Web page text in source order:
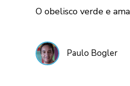
O obelisco verde e
Paulo Bogler